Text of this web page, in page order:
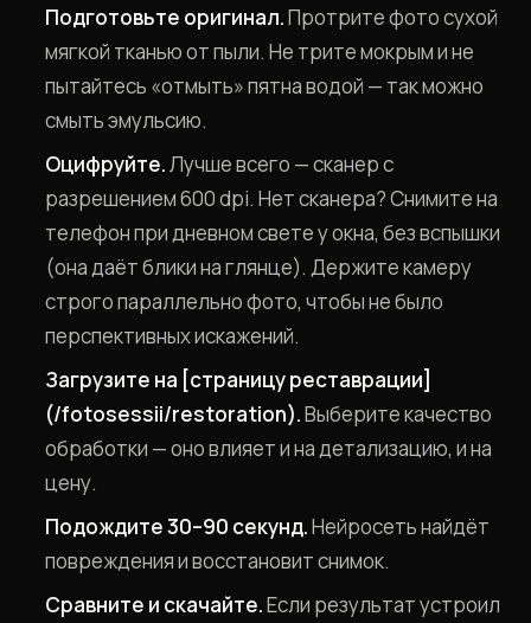
Подготовьте оригинал.Протрите фото сухой
мягкой тканью от пыли. Не трите мокрым и не
пытайтесь «отмыть» пятна водой — так можно
смыть эмульсию.
Оцифруйте.Лучше всего — сканер с
разрешением 600 dpi. Нет сканера? Снимите на
телефон при дневном свете у окна, без вспышки
(она даёт блики на глянце). Держите камеру
строго параллельно фото, чтобы не было
перспективных искажений.
Загрузите на [страницу реставрации]
(/fotosessii/restoration).Выберите качество
обработки — оно влияет и на детализацию, и на
цену.
Подождите 30–90 секунд.Нейросеть найдёт
повреждения и восстановит снимок.
Сравните и скачайте.Если результат устроил